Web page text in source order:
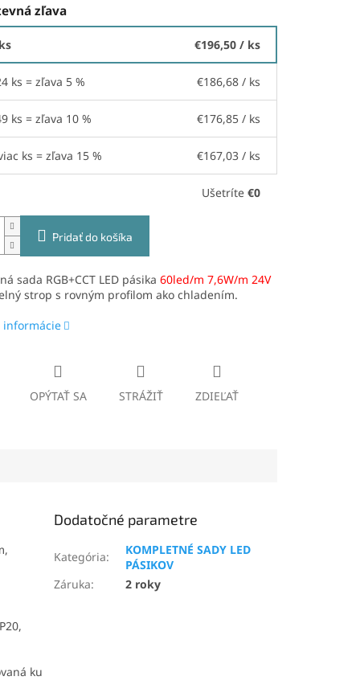
zľava
€196,50 / ks
ks = zľava 5 % €186,68 / ks
ks = zľava 10 % €176,85 / ks
ks = zľava 15 % €167,03 / ks
Ušetríte €0
Pridať do košíka
sada RGB+CCT LED pásika 60led/m 7,6W/m 24V
strop s rovným profilom ako chladením.
informácie
OPÝTAŤ SA STRÁŽIŤ ZDIEĽAŤ
ku
Dodatočné parametre
Kategória:
KOMPLETNÉ SADY LED
PÁSIKOV
Záruka: 2 roky